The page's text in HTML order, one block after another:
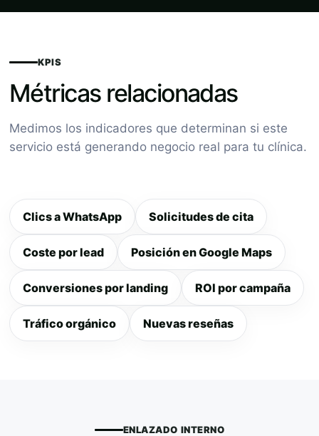
KPIS
Métricas relacionadas
Medimos los indicadores que determinan si este
servicio está generando negocio real para tu clínica.
Clics a WhatsApp Solicitudes de cita
Coste por lead Posición en Google Maps
Conversiones por landing ROI por campaña
Tráfico orgánico Nuevas reseñas
ENLAZADO INTERNO